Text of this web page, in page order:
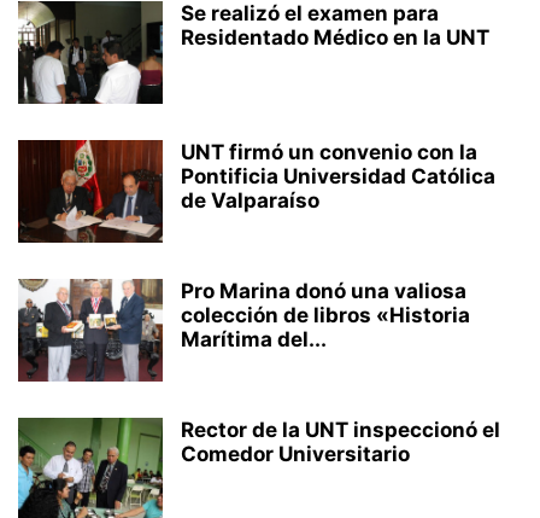
Se realizó el examen para
Residentado Médico en la UNT
UNT firmó un convenio con la
Pontificia Universidad Católica
de Valparaíso
Pro Marina donó una valiosa
colección de libros «Historia
Marítima del...
Rector de la UNT inspeccionó el
Comedor Universitario